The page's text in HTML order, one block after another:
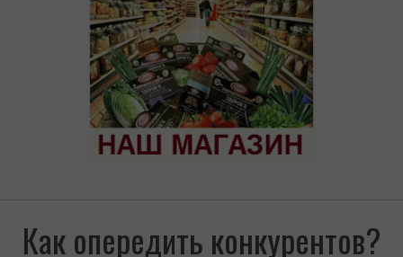
Как опередить конкурентов?